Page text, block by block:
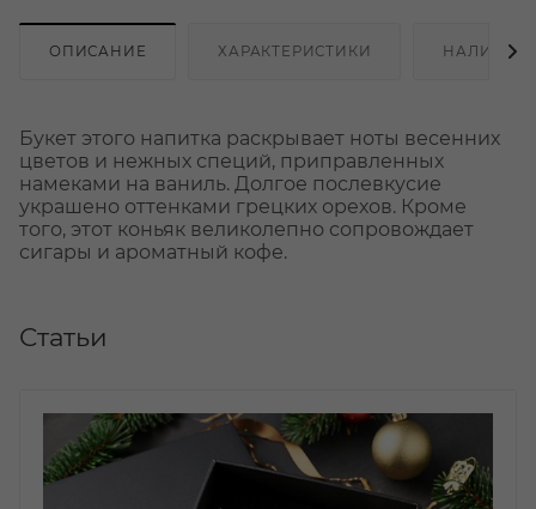
ОПИСАНИЕ ХАРАКТЕРИСТИКИ НАЛИЧИЕ
Букет этого напитка раскрывает ноты весенних
цветов и нежных специй, приправленных
намеками на ваниль. Долгое послевкусие
украшено оттенками грецких орехов. Кроме
того, этот коньяк великолепно сопровождает
сигары и ароматный кофе.
Статьи